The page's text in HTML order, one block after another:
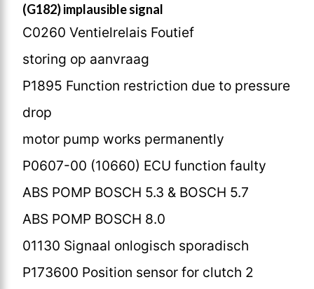
(G182) implausible signal
C0260 Ventielrelais Foutief
storing op aanvraag
P1895 Function restriction due to pressure
drop
motor pump works permanently
P0607-00 (10660) ECU function faulty
ABS POMP BOSCH 5.3 & BOSCH 5.7
ABS POMP BOSCH 8.0
01130 Signaal onlogisch sporadisch
P173600 Position sensor for clutch 2